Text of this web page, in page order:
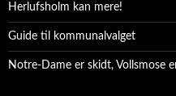
Herlufsholm kan mere!
Guide til kommunalvalget
Notre-Dame er skidt, Vollsmose